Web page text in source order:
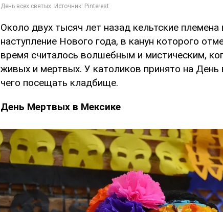
Около двух тысяч лет назад кельтские
наступление Нового года, в канун которого
время считалось волшебным и мистическим,
живых и мертвых. У католиков принято на День
чего посещать кладбище.
День Мертвых в Мексике